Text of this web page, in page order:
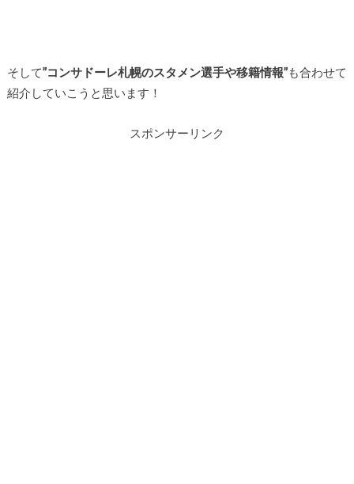
そして”コンサドーレ札幌のスタメン選手や移籍情報”も合わせて
紹介していこうと思います！
スポンサーリンク